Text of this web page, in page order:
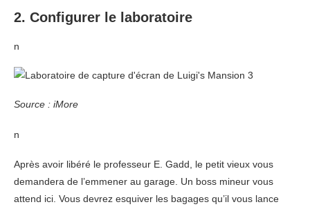
2. Configurer le laboratoire
n
Source : iMore
n
Après avoir libéré le professeur E. Gadd, le petit vieux vous
demandera de l’emmener au garage. Un boss mineur vous
attend ici. Vous devrez esquiver les bagages qu’il vous lance